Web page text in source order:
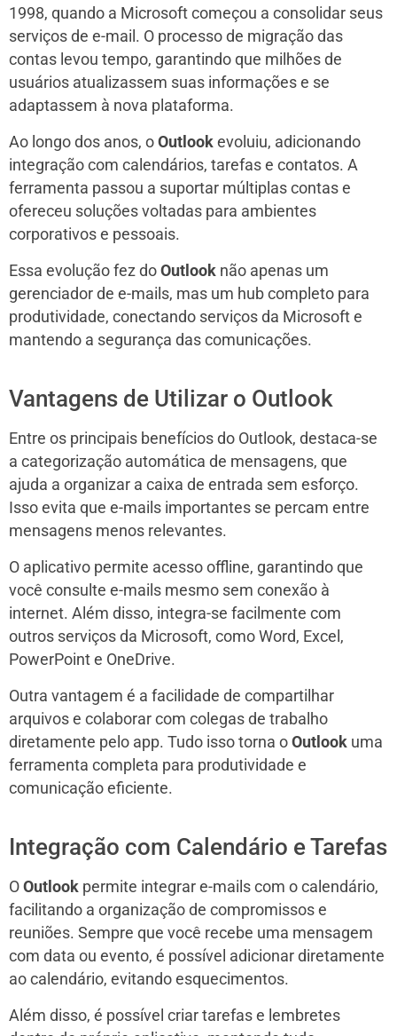
1998, quando a Microsoft começou a consolidar seus
serviços de e-mail. O processo de migração das
contas levou tempo, garantindo que milhões de
usuários atualizassem suas informações e se
adaptassem à nova plataforma.
Ao longo dos anos, o Outlook evoluiu, adicionando
integração com calendários, tarefas e contatos. A
ferramenta passou a suportar múltiplas contas e
ofereceu soluções voltadas para ambientes
corporativos e pessoais.
Essa evolução fez do Outlook não apenas um
gerenciador de e-mails, mas um hub completo para
produtividade, conectando serviços da Microsoft e
mantendo a segurança das comunicações.
Vantagens de Utilizar o Outlook
Entre os principais benefícios do Outlook, destaca-se
a categorização automática de mensagens, que
ajuda a organizar a caixa de entrada sem esforço.
Isso evita que e-mails importantes se percam entre
mensagens menos relevantes.
O aplicativo permite acesso offline, garantindo que
você consulte e-mails mesmo sem conexão à
internet. Além disso, integra-se facilmente com
outros serviços da Microsoft, como Word, Excel,
PowerPoint e OneDrive.
Outra vantagem é a facilidade de compartilhar
arquivos e colaborar com colegas de trabalho
diretamente pelo app. Tudo isso torna o Outlook uma
ferramenta completa para produtividade e
comunicação eficiente.
Integração com Calendário e Tarefas
O Outlook permite integrar e-mails com o calendário,
facilitando a organização de compromissos e
reuniões. Sempre que você recebe uma mensagem
com data ou evento, é possível adicionar diretamente
ao calendário, evitando esquecimentos.
Além disso, é possível criar tarefas e lembretes